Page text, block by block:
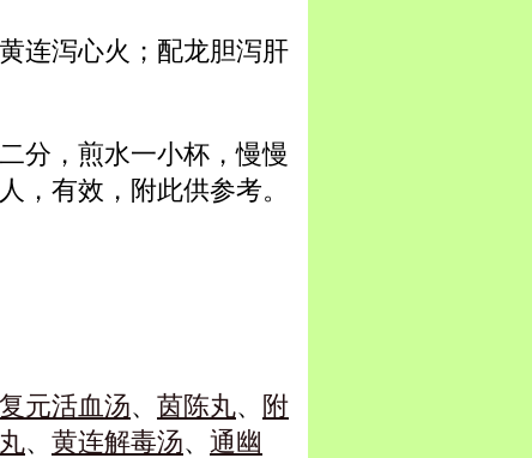
连泻心火；配龙胆泻肝
分，煎水一小杯，慢慢
，有效，附此供参考。
复元活血汤、 茵陈丸、 附
、 黄连解毒汤、 通幽